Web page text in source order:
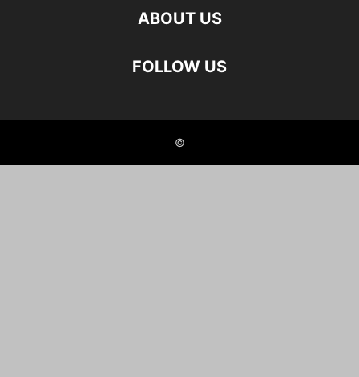
ABOUT US
FOLLOW US
©